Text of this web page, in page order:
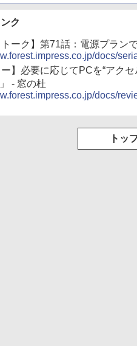
ク
トーク】第71話：電源プラン
docs/
ー】必要に応じてPCを“アク
- 窓の杜
docs/
トッ